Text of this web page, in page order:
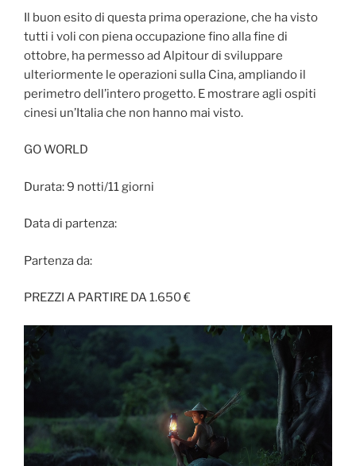
Il buon esito di questa prima operazione, che ha visto
tutti i voli con piena occupazione fino alla fine di
ottobre, ha permesso ad Alpitour di sviluppare
ulteriormente le operazioni sulla Cina, ampliando il
perimetro dell’intero progetto. E mostrare agli ospiti
cinesi un’Italia che non hanno mai visto.
GO WORLD
Durata: 9 notti/11 giorni
Data di partenza:
Partenza da:
PREZZI A PARTIRE DA 1.650 €